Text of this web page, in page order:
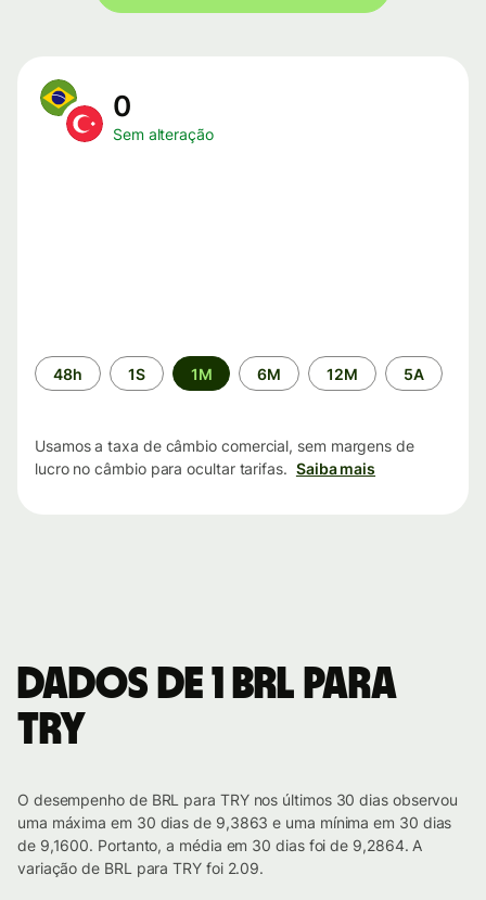
0
Sem alteração
Período
de
48h 1S 1M 6M 12M 5A
Usamos a taxa de câmbio comercial, sem margens de
lucro no câmbio para ocultar tarifas. Saiba mais
Dados de 1 BRL para
TRY
O desempenho de BRL para TRY nos últimos 30 dias observou
uma máxima em 30 dias de 9,3863 e uma mínima em 30 dias
de 9,1600. Portanto, a média em 30 dias foi de 9,2864. A
variação de BRL para TRY foi 2.09.